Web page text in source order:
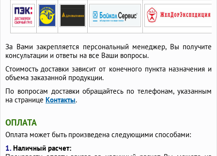
За Вами закрепляется персональный менеджер, Вы получите
консультации и ответы на все Ваши вопросы.
Стоимость доставки зависит от конечного пункта назначения и
объема заказанной продукции.
По вопросам доставки обращайтесь по телефонам, указанным
на странице Контакты.
ОПЛАТА
Оплата может быть произведена следующими способами:
1. Наличный расчет: